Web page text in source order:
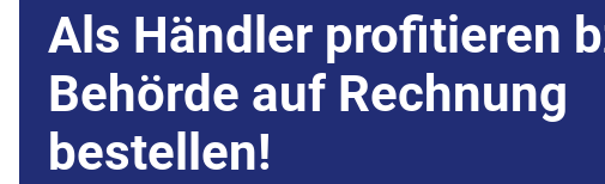
Als Händler profitieren
Behörde auf Rechnung
bestellen!